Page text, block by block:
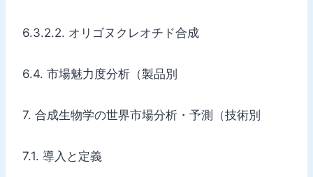
6.3.2.2. オリゴヌクレオチド合成
6.4. 市場魅力度分析（製品別
7. 合成生物学の世界市場分析・予測（技術別
7.1. 導入と定義